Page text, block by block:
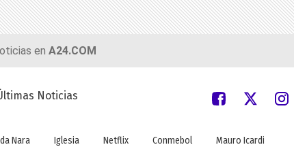
en A24.COM
Noticias
Nara Iglesia Netflix Conmebol Mauro Icardi